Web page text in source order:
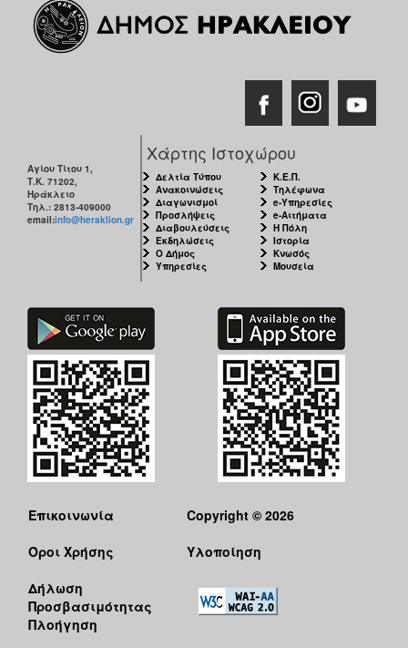
Αγίου Τίτου 1,
Τ.Κ. 71202,
Ηράκλειο
Τηλ.: 2813-409000
email:info@heraklion.gr
Χάρτης Ιστοχώρου
Δελτία Τύπου
Ανακοινώσεις
Διαγωνισμοί
Προσλήψεις
Διαβουλεύσεις
Εκδηλώσεις
Ο Δήμος
Υπηρεσίες
Κ.Ε.Π.
Τηλέφωνα
e-Υπηρεσίες
e-Αιτήματα
Η Πόλη
Ιστορία
Κνωσός
Μουσεία
Επικοινωνία
Όροι Χρήσης
Δήλωση
Προσβασιμότητας
Πλοήγηση
Copyright © 2026
Υλοποίηση